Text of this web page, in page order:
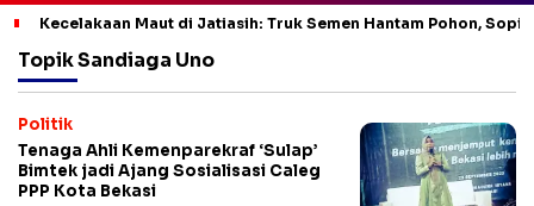
Kecelakaan Maut di Jatiasih: Truk Semen Hantam Pohon,
TopikSandiaga Uno
Politik
Tenaga Ahli Kemenparekraf ‘Sulap’
Bimtek jadi Ajang Sosialisasi Caleg
PPP Kota Bekasi